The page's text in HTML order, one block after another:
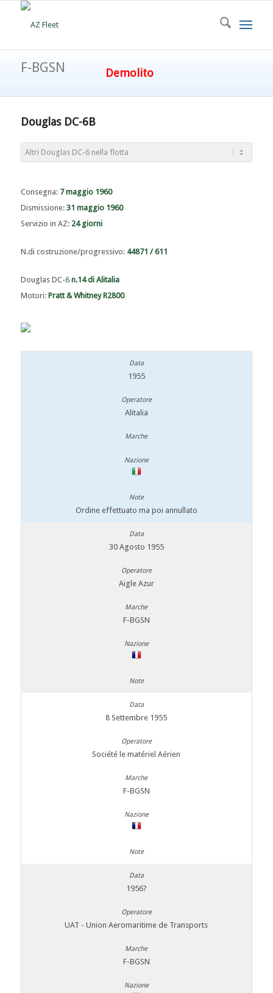
F-BGSN Demolito
Douglas DC-6B
Consegna: 7 maggio 1960
Dismissione: 31 maggio 1960
Servizio in AZ: 24 giorni
N.di costruzione/progressivo: 44871 / 611
Douglas DC-6 n.14 di Alitalia
Motori: Pratt & Whitney R2800
1955
Alitalia
Ordine effettuato ma poi annullato
30 Agosto 1955
Aigle Azur
F-BGSN
8 Settembre 1955
Société le matériel Aérien
F-BGSN
1956?
UAT - Union Aeromaritime de Transports
F-BGSN